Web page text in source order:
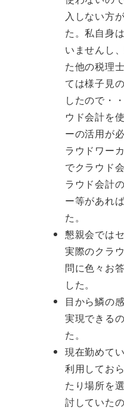
入しない方
た。私自身
いませんし
た他の税理
ては様子見
したので・
ウド会計を
ーの活用が
ラウドワー
でクラウド
ラウド会計
ー等があれ
た。
懇親会では
実際のクラ
問に色々お
した。
目から鱗の
実現できる
た。
現在勤めて
利用してお
たり場所を
討していた